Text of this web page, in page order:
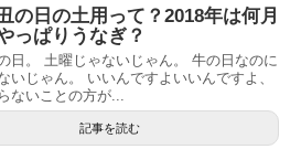
の日の土用って？2018年は何月
っぱりうなぎ？
日。 土曜じゃないじゃん。 牛の日なのに
いじゃん。 いいんですよいいんですよ、
ないことの方が...
記事を読む